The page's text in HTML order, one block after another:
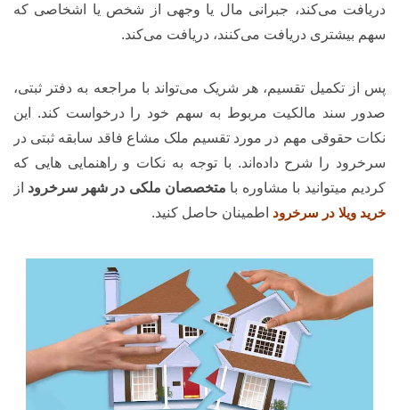
دریافت می‌کند، جبرانی مال یا وجهی از شخص یا اشخاصی که
سهم بیشتری دریافت می‌کنند، دریافت می‌کند.
پس از تکمیل تقسیم، هر شریک می‌تواند با مراجعه به دفتر ثبتی،
صدور سند مالکیت مربوط به سهم خود را درخواست کند. این
نکات حقوقی مهم در مورد تقسیم ملک مشاع فاقد سابقه ثبتی در
سرخرود را شرح داده‌اند. با توجه به نکات و راهنمایی هایی که
کردیم میتوانید با مشاوره با متخصصان ملکی در شهر سرخرود از
خرید ویلا در سرخرود اطمینان حاصل کنید.